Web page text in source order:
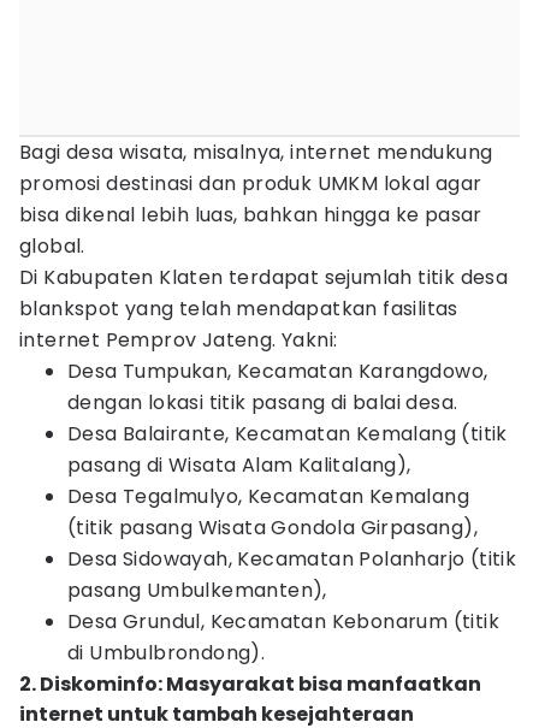
Bagi desa wisata, misalnya, internet mendukung
promosi destinasi dan produk UMKM lokal agar
bisa dikenal lebih luas, bahkan hingga ke pasar
global.
Di Kabupaten Klaten terdapat sejumlah titik desa
blankspot yang telah mendapatkan fasilitas
internet Pemprov Jateng. Yakni:
Desa Tumpukan, Kecamatan Karangdowo,
dengan lokasi titik pasang di balai desa.
Desa Balairante, Kecamatan Kemalang (titik
pasang di Wisata Alam Kalitalang),
Desa Tegalmulyo, Kecamatan Kemalang
(titik pasang Wisata Gondola Girpasang),
Desa Sidowayah, Kecamatan Polanharjo (titik
pasang Umbulkemanten),
Desa Grundul, Kecamatan Kebonarum (titik
di Umbulbrondong).
2. Diskominfo: Masyarakat bisa manfaatkan
internet untuk tambah kesejahteraan